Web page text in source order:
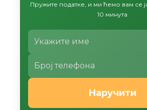
Пружите податке, и ми ћемо вам се
10 минута
Наручити